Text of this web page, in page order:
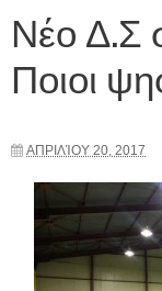
Νέο Δ.Σ
Ποιοι
ΑΠΡΙΛΊΟΥ 20, 2017